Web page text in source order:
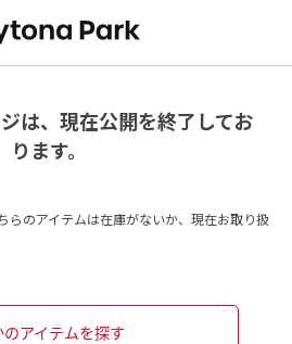
は、現在公開を終了してお
ります。
らのアイテムは在庫がないか、現在お取り扱
のアイテムを探す